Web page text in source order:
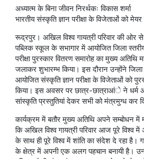
अध्यात्म के बिना जीवन निरर्थकः विकास शर्मा
भारतीय संस्कृति ज्ञान परीक्षा के विजेताओं को
रूद्रपुर। अखिल विश्व गायत्री परिवार की ओर
पब्लिक स्कूल के सभागार में आयोजित जिला
परीक्षा पुरस्कार वितरण समारोह का मुख्य अतिथि
जलाकर शुभारम्भ किया। इस दौरान उन्होंने
आयोजित संस्कृति ज्ञान परीक्षा के विजेताओं को
किया। इस अवसर पर छात्र-छात्राआंे ने धर्म
सांस्कृति प्रस्तुतियां देकर सभी को मंत्रमुग्ध कर
कार्यक्रम में बतौर मुख्य अतिथि अपने सम्बोधन में
कि अखिल विश्व गायत्री परिवार आज पूरे विश्व
के साथ ही पूरे विश्व में शांति का संदेश दे रहा है।
के क्षेत्र में अपनी एक अलग पहचान बनायी है।